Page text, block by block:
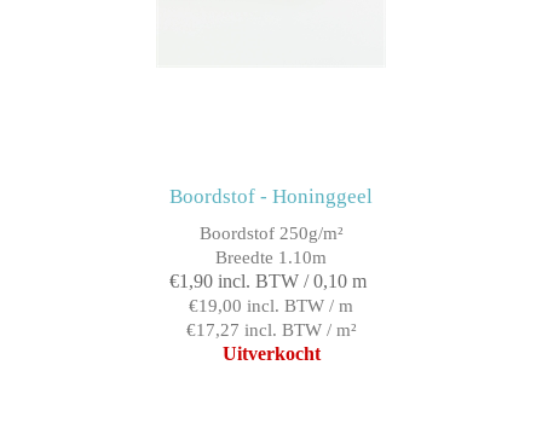
Boordstof - Honinggeel
Boordstof 250g/m²
Breedte 1.10m
€1,90 incl. BTW / 0,10 m
€19,00 incl. BTW / m
€17,27 incl. BTW / m²
Uitverkocht